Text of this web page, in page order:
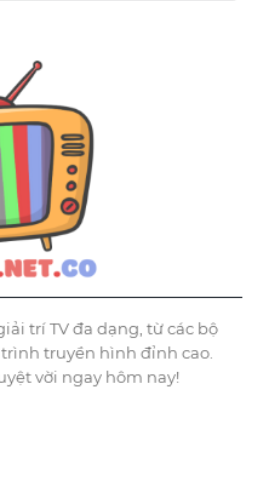
trí TV đa dạng, từ các bộ
truyền hình đỉnh cao.
vời ngay hôm nay!